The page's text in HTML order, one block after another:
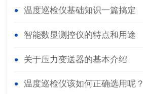
温度巡检仪基础知识一篇搞定
智能数显测控仪的特点和用途
关于压力变送器的基本介绍
温度巡检仪该如何正确选用呢？